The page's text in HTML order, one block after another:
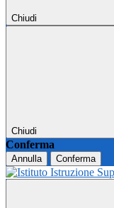
Chiudi
Chiudi
Conferma
Annulla Conferma